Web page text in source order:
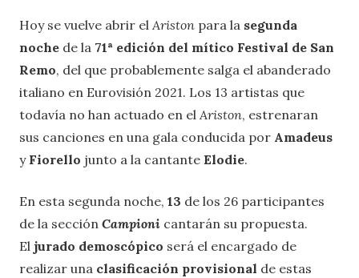
Hoy se vuelve abrir elAriston para la segunda
noche de la 71ª edición del mítico Festival de San
Remo, del que probablemente salga el abanderado
italiano en Eurovisión 2021. Los 13 artistas que
todavía no han actuado en elAriston, estrenaran
sus canciones en una gala conducida por Amadeus
y Fiorello junto a la cantante Elodie.
En esta segunda noche, 13 de los 26 participantes
de la sección Campioni cantarán su propuesta.
El jurado demoscópico será el encargado de
realizar una clasificación provisional de estas